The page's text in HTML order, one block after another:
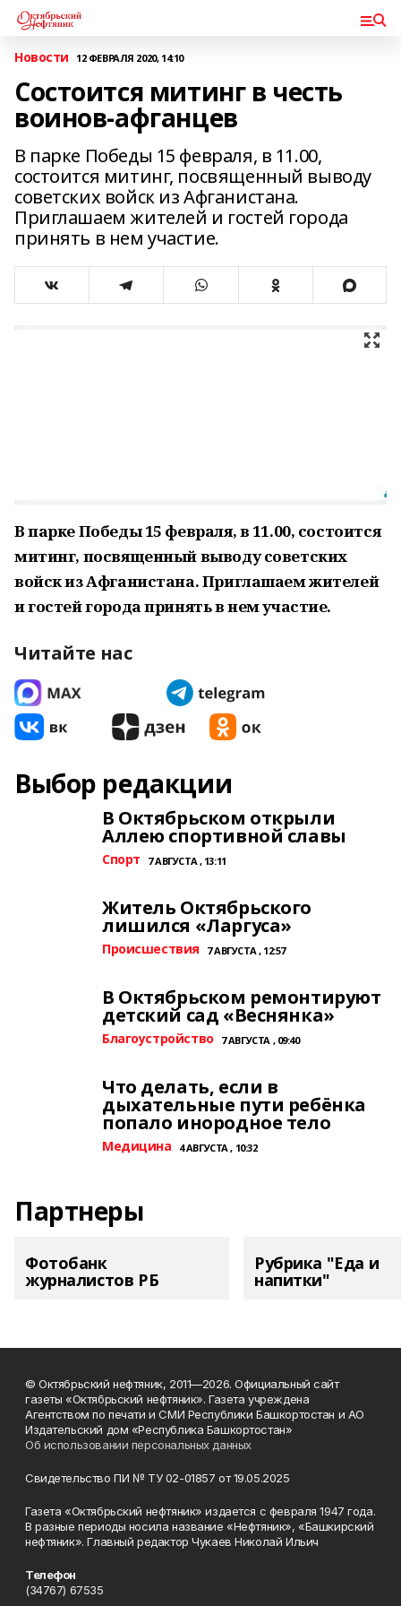
Новости 12 ФЕВРАЛЯ 2020, 14:10
Состоится митинг в честь
воинов-афганцев
В парке Победы 15 февраля, в 11.00,
состоится митинг, посвященный выводу
советских войск из Афганистана.
Приглашаем жителей и гостей города
принять в нем участие.
В парке Победы 15 февраля, в 11.00, состоится
митинг, посвященный выводу советских
войск из Афганистана. Приглашаем жителей
и гостей города принять в нем участие.
Читайте нас
Выбор редакции
В Октябрьском открыли
Аллею спортивной славы
Спорт 7 АВГУСТА , 13:11
Житель Октябрьского
лишился «Ларгуса»
Происшествия 7 АВГУСТА , 12:57
В Октябрьском ремонтируют
детский сад «Веснянка»
Благоустройство 7 АВГУСТА , 09:40
Что делать, если в
дыхательные пути ребёнка
попало инородное тело
Медицина 4 АВГУСТА , 10:32
Партнеры
Фотобанк
журналистов РБ
Рубрика "Еда и
напитки"
© Октябрьский нефтяник, 2011—2026. Официальный сайт
газеты «Октябрьский нефтяник». Газета учреждена
Агентством по печати и СМИ Республики Башкортостан и АО
Издательский дом «Республика Башкортостан»
Об использовании персональных данных
Свидетельство ПИ № ТУ 02-01857 от 19.05.2025
Газета «Октябрьский нефтяник» издается с февраля 1947 года.
В разные периоды носила название «Нефтяник», «Башкирский
нефтяник». Главный редактор Чукаев Николай Ильич
Телефон
(34767) 67535